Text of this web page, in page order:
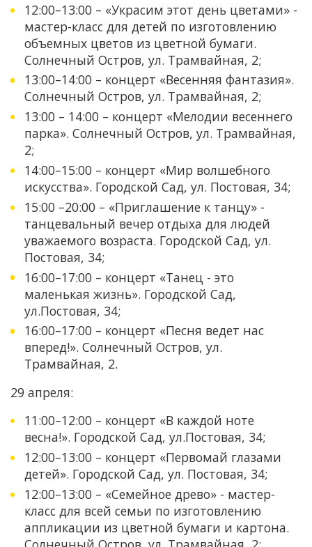
12:00–13:00 – «Украсим этот день цветами» -
мастер-класс для детей по изготовлению
объемных цветов из цветной бумаги.
Солнечный Остров, ул. Трамвайная, 2;
13:00–14:00 – концерт «Весенняя фантазия».
Солнечный Остров, ул. Трамвайная, 2;
13:00 – 14:00 – концерт «Мелодии весеннего
парка». Солнечный Остров, ул. Трамвайная,
2;
14:00–15:00 – концерт «Мир волшебного
искусства». Городской Сад, ул. Постовая, 34;
15:00 –20:00 – «Приглашение к танцу» -
танцевальный вечер отдыха для людей
уважаемого возраста. Городской Сад, ул.
Постовая, 34;
16:00–17:00 – концерт «Танец - это
маленькая жизнь». Городской Сад,
ул.Постовая, 34;
16:00–17:00 – концерт «Песня ведет нас
вперед!». Солнечный Остров, ул.
Трамвайная, 2.
29 апреля:
11:00–12:00 – концерт «В каждой ноте
весна!». Городской Сад, ул.Постовая, 34;
12:00–13:00 – концерт «Первомай глазами
детей». Городской Сад, ул. Постовая, 34;
12:00–13:00 – «Семейное древо» - мастер-
класс для всей семьи по изготовлению
аппликации из цветной бумаги и картона.